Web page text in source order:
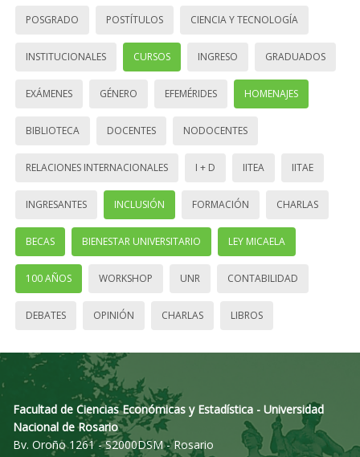
POSGRADO POSTÍTULOS CIENCIA Y TECNOLOGÍA
INSTITUCIONALES CURSOS INGRESO GRADUADOS
EXÁMENES GÉNERO EFEMÉRIDES HOMENAJES
BIBLIOTECA DOCENTES NODOCENTES
RELACIONES INTERNACIONALES I + D IITEA IITAE
INGRESANTES INCLUSIÓN FORMACIÓN CHARLAS
BECAS BIENESTAR UNIVERSITARIO LEY MICAELA
100 AÑOS WORKSHOP UNR CONTABILIDAD
DEBATES OPINIÓN CHARLAS LIBROS
Facultad de Ciencias Económicas y Estadística - Universidad
Nacional de Rosario
Bv. Oroño 1261 - S2000DSM - Rosario